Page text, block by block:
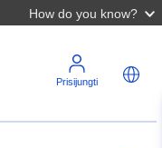
How do you know?
Prisijungti